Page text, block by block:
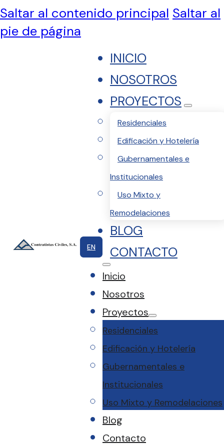
Saltar al contenido principal Saltar al
pie de página
INICIO
NOSOTROS
PROYECTOS
Residenciales
Edificación y Hotelería
Gubernamentales e
Institucionales
Uso Mixto y
Remodelaciones
BLOG
CONTACTO
Inicio
Nosotros
Proyectos
Residenciales
Edificación y Hotelería
Gubernamentales e
Institucionales
Uso Mixto y Remodelaciones
Blog
Contacto
EN